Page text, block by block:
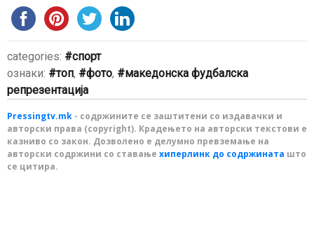
categories:
спорт
ознаки:
топ, фото,
македонска фудбалска
репрезентација
Pressingtv.mk - содржините се заштитени со издавачки и
авторски права (copyright). Крадењето на авторски текстови е
казниво со закон. Дозволено е делумно превземање на
авторски содржини со ставање хиперлинк до содржината што
се цитира.